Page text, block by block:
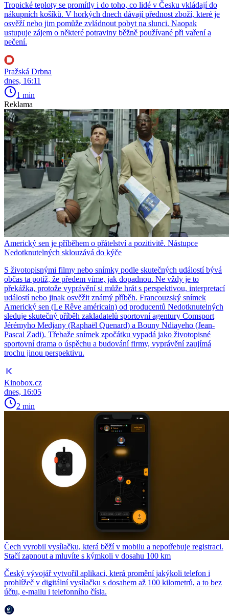
Tropické teploty se promítly i do toho, co lidé v Česku vkládají do
nákupních košíků. V horkých dnech dávají přednost zboží, které je
osvěží nebo jim pomůže zvládnout pobyt na slunci. Naopak
ustupuje zájem o některé potraviny běžně používané při vaření a
pečení.
Pražská Drbna
dnes, 16:11
1 min
Reklama
Americký sen je příběhem o přátelství a pozitivitě. Nástupce
Nedotknutelných sklouzává do kýče
S životopisnými filmy nebo snímky podle skutečných událostí bývá
občas ta potíž, že předem víme, jak dopadnou. Ne vždy je to
překážka, protože vyprávění si může hrát s perspektivou, interpretací
událostí nebo jinak osvěžit známý příběh. Francouzský snímek
Americký sen (Le Rêve américain) od producentů Nedotknutelných
sleduje skutečný příběh zakladatelů sportovní agentury Comsport
Jérémyho Medjany (Raphaël Quenard) a Bouny Ndiayeho (Jean-
Pascal Zadi). Třebaže snímek zpočátku vypadá jako životopisné
sportovní drama o úspěchu a budování firmy, vyprávění zaujímá
trochu jinou perspektivu.
Kinobox.cz
dnes, 16:05
2 min
Čech vyrobil vysílačku, která běží v mobilu a nepotřebuje registraci.
Stačí zapnout a mluvíte s kýmkoli v dosahu 100 km
Český vývojář vytvořil aplikaci, která promění jakýkoli telefon i
prohlížeč v digitální vysílačku s dosahem až 100 kilometrů, a to bez
účtu, e-mailu i telefonního čísla.